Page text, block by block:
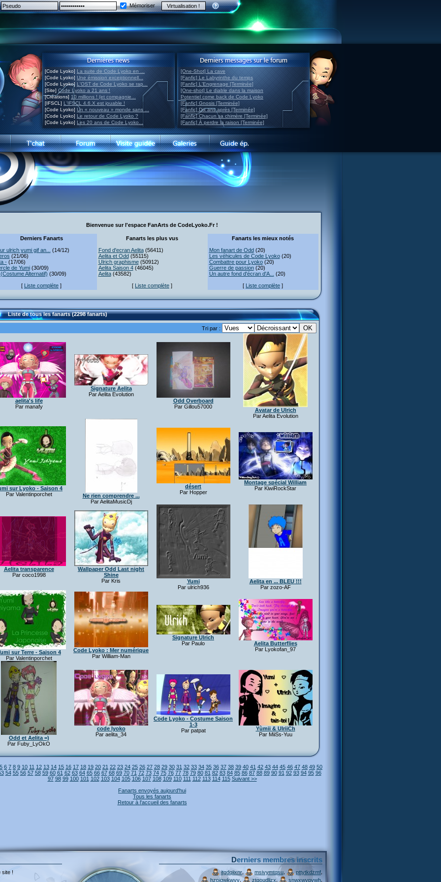
Mémoriser
[Code Lyoko] La suite de Code Lyoko en ...
[Code Lyoko] Une émission exceptionnell...
[Code Lyoko] L'OST de Code Lyoko se rap...
[Site] Code Lyoko a 21 ans !
[Créations] 10 millions ! (et compagnie...
[IFSCL] L'IFSCL 4.6.X est jouable !
[Code Lyoko] Un « nouveau » monde sans ...
[Code Lyoko] Le retour de Code Lyoko ?
[Code Lyoko] Les 20 ans de Code Lyoko...
[One-Shot] La cave
[Fanfic] Le Labyrinthe du temps
[Fanfic] L'Engrenage [Terminée]
[One-shot] Le diable dans la maison
Potentiel come back de Code Lyoko
[Fanfic] Gnosis [Terminée]
[Fanfic] Dix ans après [Terminée]
[Fanfic] Chacun sa chimère [Terminée]
[Fanfic] À perdre la raison [Terminée]
Bienvenue sur l'espace FanArts de CodeLyoko.Fr !
Derniers Fanarts
ulrich yumi gif an...
(14/12)
(21/06)
-(17/06)
de Yumi(30/09)
Alternatif) (30/09)
[ Liste complète ]
Fanarts les plus vus
Fond d'ecran Aelita(56411)
Aelita et Odd(55115)
Ulrich graphisme(50912)
Aelita Saison 4(46045)
Aelita(43582)
[ Liste complète ]
Fanarts les mieux notés
Mon fanart de Odd(20)
Les véhicules de Code Lyoko(20)
Combattre pour Lyoko(20)
Guerre de passion(20)
Un autre fond d'écran d'A...
(20)
[ Liste complète ]
Liste de tous les fanarts (2298 fanarts)
Tri par :
aelita's life
Par manafy
Signature Aelita
Par Aelita Evolution
Odd Overboard
Par Gillou57000
Avatar de Ulrich
Par Aelita Evolution
sur Lyoko - Saison 4
Par Valentinporchet
Ne rien comprendre ...
Par AelitaMusicDj
désert
Par Hopper
Montage spécial William
Par KiwiRockStar
Aelita transparence
Par coco1998
Wallpaper Odd Last night
Shine
Par Kris
Yumi
Par ulrich936
Aelita en ... BLEU !!!
Par zozo-AF
sur Terre - Saison 4
Par Valentinporchet
Code Lyoko : Mer numérique
Par William-Man
Signature Ulrich
Par Paulo
Aelita Butterflies
Par Lyokofan_97
Odd et Aelita =)
Par Fuby_LyOkO
code lyoko
Par aelita_34
Code Lyoko - Costume Saison
1-3
Par patpat
Yùmii & UlriiCh
Par MiiSs-Yuu
5 6 7 8 9 10 11 12 13 14 15 16 17 18 19 20 21 22 23 24 25 26 27 28 29 30 31 32 33 34 35 36 37 38 39 40 41 42 43 44 45 46 47 48 49 50
54 55 56 57 58 59 60 61 62 63 64 65 66 67 68 69 70 71 72 73 74 75 76 77 78 79 80 81 82 83 84 85 86 87 88 89 90 91 92 93 94 95 96
97 98 99 100 101 102 103 104 105 106 107 108 109 110 111 112 113 114 115 Suivant >>
Fanarts envoyés aujourd'hui
Tous les fanarts
Retour à l'accueil des fanarts
site !
Derniers membres inscrits
itgdqiixnr msivymtqsu pttytkdzmf
hzpjqwkwvv
ztgoudljzx snwxwvpywh